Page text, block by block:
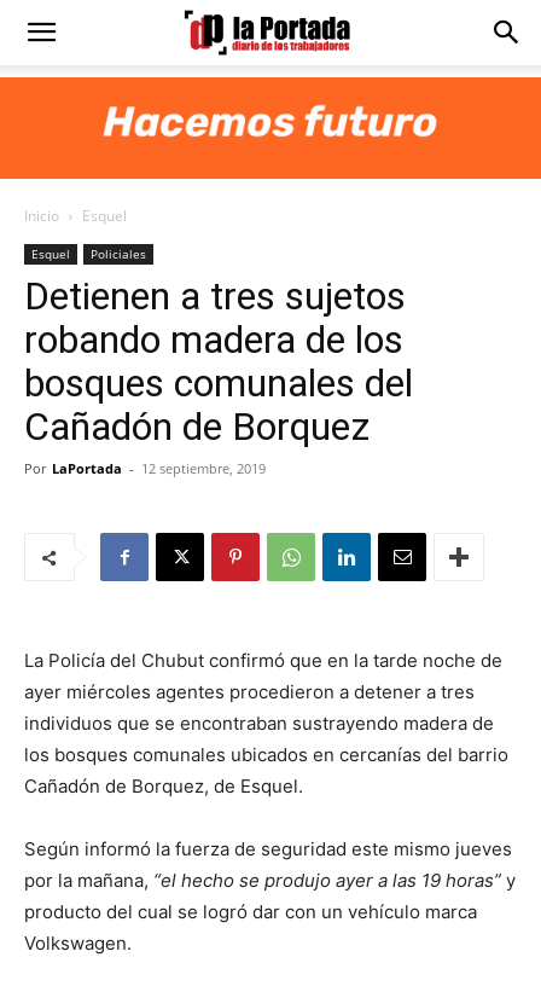
Diario
Portada
Inicio Esquel
Esquel Policiales
Detienen a tres sujetos
robando madera de los
bosques comunales del
Cañadón de Borquez
Por LaPortada - 12 septiembre, 2019
La Policía del Chubut confirmó que en la tarde noche de
ayer miércoles agentes procedieron a detener a tres
individuos que se encontraban sustrayendo madera de
los bosques comunales ubicados en cercanías del barrio
Cañadón de Borquez, de Esquel.
Según informó la fuerza de seguridad este mismo jueves
por la mañana, “el hecho se produjo ayer a las 19 horas” y
producto del cual se logró dar con un vehículo marca
Volkswagen.